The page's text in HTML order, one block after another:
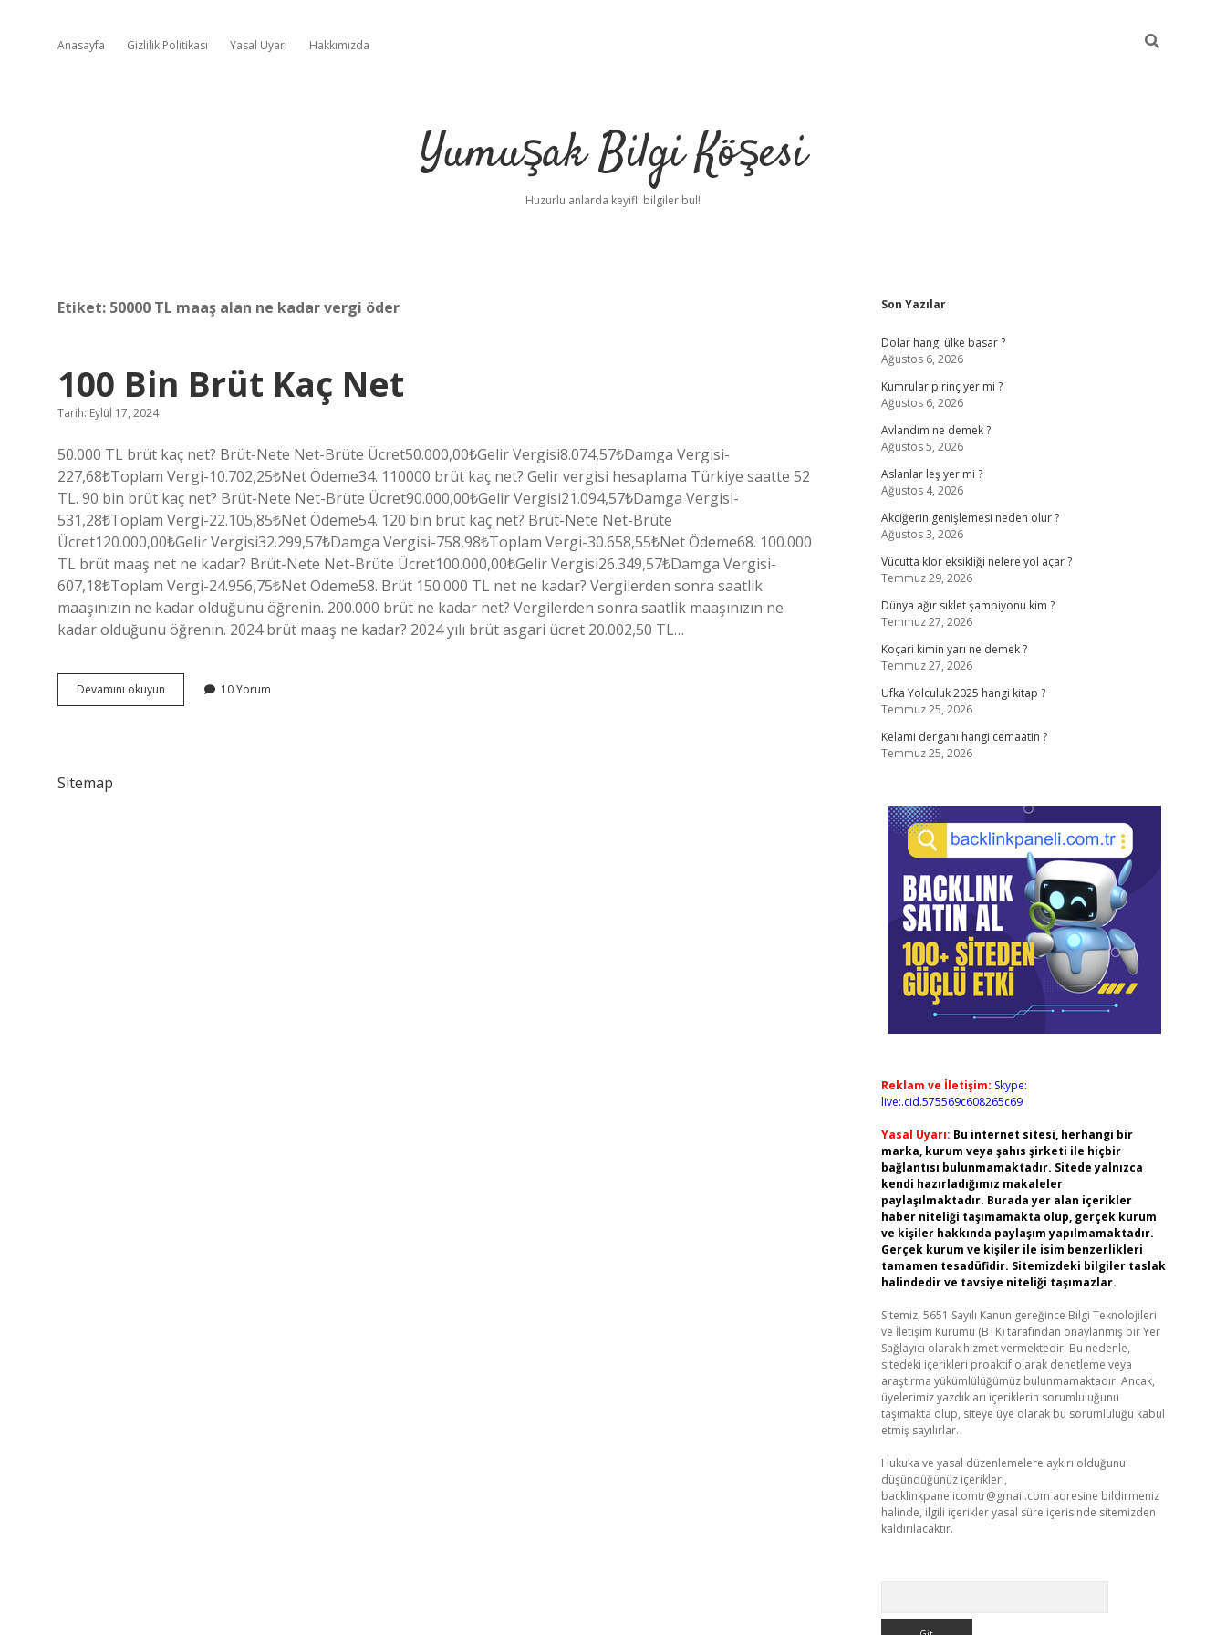
Anasayfa Gizlilik Politikası Yasal Uyarı Hakkımızda
Yumuşak Bilgi Köşesi
Huzurlu anlarda keyifli bilgiler bul!
Etiket: 50000 TL maaş alan ne kadar vergi öder
100 Bin Brüt Kaç Net
Tarih: Eylül 17, 2024
50.000 TL brüt kaç net? Brüt-Nete Net-Brüte Ücret50.000,00₺Gelir Vergisi8.074,57₺Damga Vergisi-
227,68₺Toplam Vergi-10.702,25₺Net Ödeme34. 110000 brüt kaç net? Gelir vergisi hesaplama Türkiye saatte 52
TL. 90 bin brüt kaç net? Brüt-Nete Net-Brüte Ücret90.000,00₺Gelir Vergisi21.094,57₺Damga Vergisi-
531,28₺Toplam Vergi-22.105,85₺Net Ödeme54. 120 bin brüt kaç net? Brüt-Nete Net-Brüte
Ücret120.000,00₺Gelir Vergisi32.299,57₺Damga Vergisi-758,98₺Toplam Vergi-30.658,55₺Net Ödeme68. 100.000
TL brüt maaş net ne kadar? Brüt-Nete Net-Brüte Ücret100.000,00₺Gelir Vergisi26.349,57₺Damga Vergisi-
607,18₺Toplam Vergi-24.956,75₺Net Ödeme58. Brüt 150.000 TL net ne kadar? Vergilerden sonra saatlik
maaşınızın ne kadar olduğunu öğrenin. 200.000 brüt ne kadar net? Vergilerden sonra saatlik maaşınızın ne
kadar olduğunu öğrenin. 2024 brüt maaş ne kadar? 2024 yılı brüt asgari ücret 20.002,50 TL…
Devamını okuyun
Bin
10 Yorum
Sitemap
Sidebar
Son Yazılar
Dolar hangi ülke basar ?
Ağustos 6, 2026
Kumrular pirinç yer mi ?
Ağustos 6, 2026
Avlandım ne demek ?
Ağustos 5, 2026
Aslanlar leş yer mi ?
Ağustos 4, 2026
Akciğerin genişlemesi neden olur ?
Ağustos 3, 2026
Vücutta klor eksikliği nelere yol açar ?
Temmuz 29, 2026
Dünya ağır sıklet şampiyonu kim ?
Temmuz 27, 2026
Koçari kimin yarı ne demek ?
Temmuz 27, 2026
Ufka Yolculuk 2025 hangi kitap ?
Temmuz 25, 2026
Kelami dergahı hangi cemaatin ?
Temmuz 25, 2026
Reklam ve İletişim: Skype:
live:.cid.575569c608265c69
Yasal Uyarı: Bu internet sitesi, herhangi bir
marka, kurum veya şahıs şirketi ile hiçbir
bağlantısı bulunmamaktadır. Sitede yalnızca
kendi hazırladığımız makaleler
paylaşılmaktadır. Burada yer alan içerikler
haber niteliği taşımamakta olup, gerçek kurum
ve kişiler hakkında paylaşım yapılmamaktadır.
Gerçek kurum ve kişiler ile isim benzerlikleri
tamamen tesadüfidir. Sitemizdeki bilgiler taslak
halindedir ve tavsiye niteliği taşımazlar.
Sitemiz, 5651 Sayılı Kanun gereğince Bilgi Teknolojileri
ve İletişim Kurumu (BTK) tarafından onaylanmış bir Yer
Sağlayıcı olarak hizmet vermektedir. Bu nedenle,
sitedeki içerikleri proaktif olarak denetleme veya
araştırma yükümlülüğümüz bulunmamaktadır. Ancak,
üyelerimiz yazdıkları içeriklerin sorumluluğunu
taşımakta olup, siteye üye olarak bu sorumluluğu kabul
etmiş sayılırlar.
Hukuka ve yasal düzenlemelere aykırı olduğunu
düşündüğünüz içerikleri,
backlinkpanelicomtr@gmail.com adresine bildirmeniz
halinde, ilgili içerikler yasal süre içerisinde sitemizden
kaldırılacaktır.
https://hiltonbet-giris.com/